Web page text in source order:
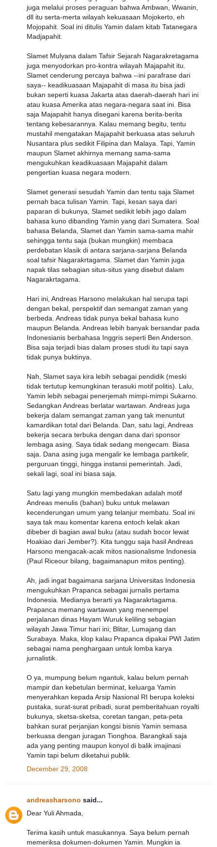
juga melalui proses peraguan bahwa Ambwan, Wwanin,
dll itu serta-merta wilayah kekuasaan Mojokerto, eh
Mojopahit. Soal ini ditulis Yamin dalam kitab Tatanegara
Madjapahit.
Slamet Mulyana dalam Tafsir Sejarah Nagarakretagama
juga menyodorkan pro-kontra wilayah Majapahit itu.
Slamet cenderung percaya bahwa --ini parafrase dari
saya-- keadikuasaan Majapahit di masa itu bisa jadi
bukan seperti kuasa Jakarta atas daerah-daerah hari ini
atau kuasa Amerika atas negara-negara saat ini. Bisa
saja Majapahit hanya disegani karena berita-berita
tentang kebesarannya. Kalau memang begitu, tentu
mustahil mengatakan Majapahit berkuasa atas seluruh
Nusantara plus sedikit Filipina dan Malaya. Tapi, Yamin
maupun Slamet akhirnya memang sama-sama
mengukuhkan keadikuasaan Majapahit dalam
pengertian kuasa negara modern.
Slamet generasi sesudah Yamin dan tentu saja Slamet
pernah baca tulisan Yamin. Tapi, kesan saya dari
paparan di bukunya, Slamet sedikit lebih jago dalam
bahasa kuno dibanding Yamin yang dari Sumatera. Soal
bahasa Belanda, Slamet dan Yamin sama-sama mahir
sehingga tentu saja (bukan mungkin) membaca
perdebatan klasik di antara sarjana-sarjana Belanda
soal tafsir Nagarakrtagama. Slamet dan Yamin juga
napak tilas sebagian situs-situs yang disebut dalam
Nagarakrtagama.
Hari ini, Andreas Harsono melakukan hal serupa tapi
dengan bekal, perspektif dan semangat zaman yang
berbeda. Andreas tidak punya bekal bahasa kuno
maupun Belanda. Andreas lebih banyak bersandar pada
Indonesianis berbahasa Inggris seperti Ben Anderson.
Bisa saja terjadi bias dalam proses studi itu tapi saya
tidak punya buktinya.
Nah, Slamet saya kira lebih sebagai pendidik (meski
tidak tertutup kemungkinan terasuki motif politis). Lalu,
Yamin lebih sebagai penerjemah mimpi-mimpi Sukarno.
Sedangkan Andreas berlatar wartawan. Andreas juga
bekerja dalam semangat zaman yang tak menuntut
kamardikan total dari Belanda. Dan, satu lagi, Andreas
bekerja secara terbuka dengan dana dari sponsor
lembaga asing. Saya tidak sedang mengecam. Biasa
saja. Dana asing juga mengalir ke lembaga partikelir,
perguruan tinggi, hingga instansi pemerintah. Jadi,
sekali lagi, soal ini biasa saja.
Satu lagi yang mungkin membedakan adalah motif
Andreas menulis (bahan) buku untuk melawan
kecenderungan umum yang telanjur membatu. Soal ini
saya tak mau komentar karena entoch kelak akan
dibeber di bagian awal buku (atau sudah bocor lewat
Hoakiao dari Jember?). Kita tunggu saja hasil Andreas
Harsono mengacak-acak mitos nasionalisme Indonesia
(Paul Riceour bilang, bagaimanapun mitos penting).
Ah, jadi ingat bagaimana sarjana Universitas Indonesia
mengukuhkan Prapanca sebagai jurnalis pertama
Indonesia. Medianya berarti ya Nagarakrtagama.
Prapanca memang wartawan yang menempel
perjalanan dinas Hayam Wuruk keliling sebagian
wilayah Jawa Timur hari ini; Blitar, Lumajang dan
Surabaya. Maka, klop kalau Prapanca dipakai PWI Jatim
sebagai nama penghargaan untuk lomba karya
jurnalistik.
O ya, mumpung belum ngantuk, kalau belum pernah
mampir dan kebetulan berminat, keluarga Yamin
menyerahkan kepada Arsip Nasional RI berupa koleksi
pustaka, surat-surat pribadi, surat pemberitahuan royalti
bukunya, sketsa-sketsa, coretan tangan, peta-peta
bahkan surat perjanjian kongsi bisnis Yamin semasa
berkuasa dengan juragan Tionghoa. Barangkali saja
ada yang penting maupun konyol di balik imajinasi
Yamin tapi belum diketahui publik.
December 29, 2008
andreasharsono said...
Dear Yuli Ahmada,
Terima kasih untuk masukannya. Saya belum pernah
memeriksa dokumen-dokumen Yamin. Mungkin ia